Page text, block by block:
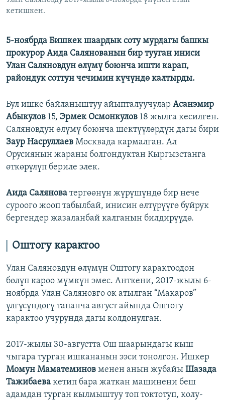
кетишкен.
5-ноябрда Бишкек шаардык соту мурдагы башкы
прокурор Аида Салянованын бир тууган иниси
Улан Саляновдун өлүмү боюнча ишти карап,
райондук соттун чечимин күчүндө калтырды.
Бул ишке байланыштуу айыпталуучулар Асанэмир
Абыкулов 15, Эрмек Осмонкулов 18 жылга кесилген.
Саляновдун өлүмү боюнча шектүүлөрдүн дагы бири
Заур Насруллаев Москвада кармалган. Ал
Орусиянын жараны болгондуктан Кыргызстанга
өткөрүлүп бериле элек.
Аида Салянова тергөөнүн жүрүшүндө бир нече
суроого жооп табылбай, инисин өлтүрүүгө буйрук
бергендер жазаланбай калганын билдирүүдө.
Оштогу карактоо
Улан Саляновдун өлүмүн Оштогу карактоодон
бөлүп кароо мүмкүн эмес. Анткени, 2017-жылы 6-
ноябрда Улан Саляновго ок атылган “Макаров”
үлгүсүндөгү тапанча август айында Оштогу
карактоо учурунда дагы колдонулган.
2017-жылы 30-августта Ош шаарындагы кыш
чыгара турган ишкананын ээси тонолгон. Ишкер
Момун Маматеминов менен анын жубайы Шазада
Тажибаева кетип бара жаткан машинени беш
адамдан турган кылмыштуу топ токтотуп, колу-